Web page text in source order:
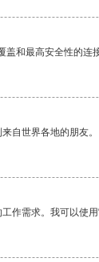
和最高安全性的连接
自世界各地的朋友。
作需求。我可以使